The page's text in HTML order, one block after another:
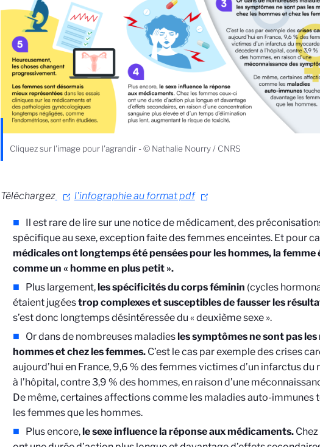
Cliquez sur l'image pour l'agrandir - © Nathalie Nourry / CNRS
Téléchargez l'infographie au format pdf
Il est rare de lire sur une notice de médicament, des
spécifique au sexe, exception faite des femmes enceintes. Et pour
médicales ont longtemps été pensées pour les hommes, la
comme un « homme en plus petit ».
Plus largement,les spécificités du corps féminin (cycles
étaient jugéestrop complexes et susceptibles de fausser les
s’est donc longtemps désintéressée du « deuxième sexe ».
Or dans de nombreuses maladiesles symptômes ne sont pas les
hommes et chez les femmes.C’est le cas par exemple des crises
aujourd’hui en France, 9,6 % des femmes victimes d’un infarctus
à l’hôpital, contre 3,9 % des hommes, en raison d’une
De même, certaines affections comme les maladies auto-immunes
les femmes que les hommes.
Plus encore,le sexe influence la réponse aux médicaments.Chez